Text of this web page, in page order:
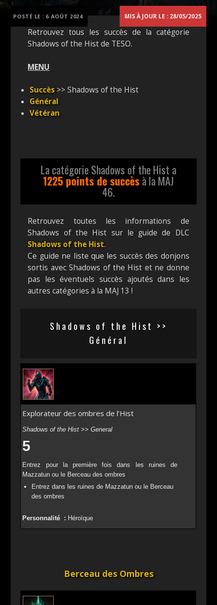
MIS À JOUR LE : 28/05/2025
Retrouvez tous les succès de la catégorie
Shadows of the Hist de TESO.
MENU
Succès >> Shadows of the Hist
Général
Vétéran
La catégorie Shadows of the Hist a
1225 points de succèsà la MAJ
46.
Retrouvez toutes les informations de
Shadows of the Hist sur le guide de DLC
Shadows of the Hist.
Ce guide ne liste que les succès des donjons
sortis avec Shadows of the Hist et ne donne
pas les éventuels succès ajoutés dans les
autres catégories à la MAJ 13 !
Shadows of the Hist >>
Général
Explorateur des ombres de l’Hist
Shadows of the Hist >> General
5
Entrez pour la première fois dans les ruines de
Mazzatun ou le Berceau des ombres
Entrez dans les ruines de Mazzatun ou le Berceau
des ombres
Personnalité : Héroïque
Berceau des Ombres
POSTÉ LE : 6 AOÛT 2024